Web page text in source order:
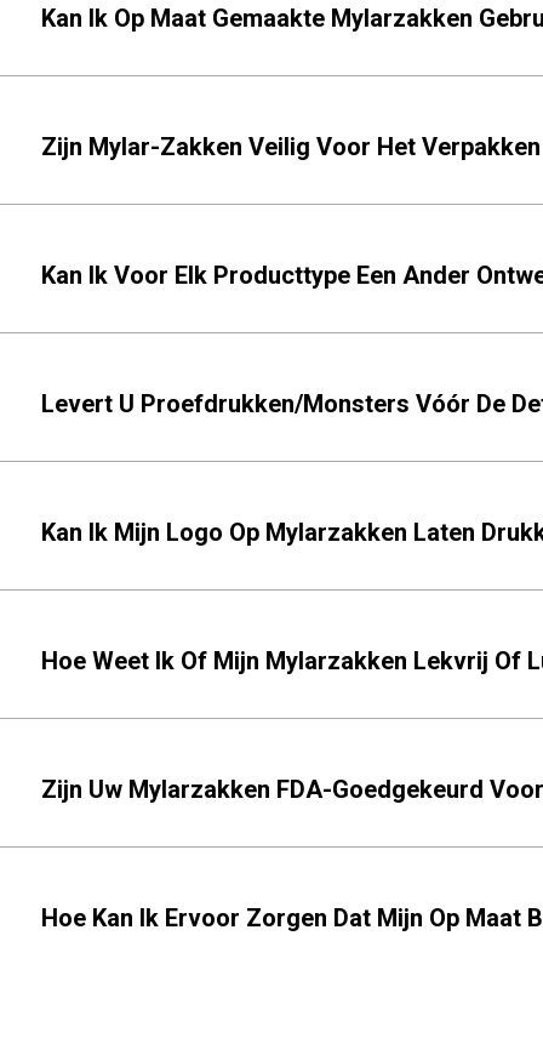
Kan Ik Op Maat Gemaakte Mylarzakken
Zijn Mylar-Zakken Veilig Voor Het
Kan Ik Voor Elk Producttype Een Ander
Levert U Proefdrukken/monsters Vóór De
Kan Ik Mijn Logo Op Mylarzakken Laten
Hoe Weet Ik Of Mijn Mylarzakken Lekvrij Of
Zijn Uw Mylarzakken FDA-Goedgekeurd
Hoe Kan Ik Ervoor Zorgen Dat Mijn Op Maat